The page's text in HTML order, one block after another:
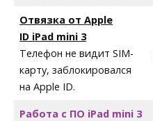
Отвязка от Apple
ID iPad mini 3
Телефон не видит SIM-
карту, заблокировался
на Apple ID.
Работа с ПО iPad mini 3